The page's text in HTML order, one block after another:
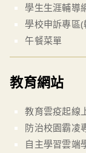
學生生涯輔導
學校申訴專區(
午餐菜單
教育網站
教育雲疫起線
防治校園霸凌
自主學習雲端